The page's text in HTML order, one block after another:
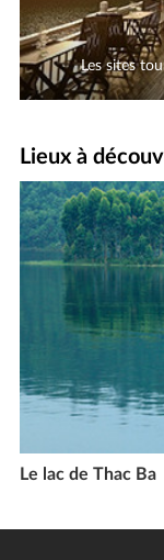
Les sites
Lieux à
Le lac de Thac Ba